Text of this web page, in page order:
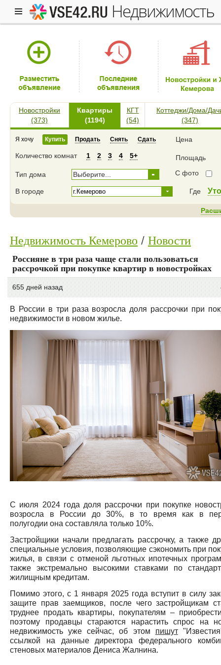
недвижимость
Новостройки
(373)
Квартиры
(1194)
КГТ
(54)
Коттеджи/Дома/
(347)
Я хочу Купить Продать Снять Сдать Цена
Количество комнат 1 2 3 4 5+ Площадь
Тип дома Выберите... С фото
В городе Где
Недвижимость Кемерово Новости
Россияне в три раза чаще стали пользоваться
рассрочкой при покупке квартир в новостройках
655 дней назад
В России в три раза возросла доля рассрочки при
недвижимости в новом жилье.
С июля 2024 года доля рассрочки при покупке
возросла в России до 30%, в то время как в
полугодии она составляла только 10%.
Застройщики начали предлагать рассрочку, а также
специальные условия, позволяющие сэкономить при
жилья, в связи с отменой льготных ипотечных
также экстремально высокими ставками по
жилищным кредитам.
Помимо этого, с 1 января 2025 года вступит в силу
защите прав заемщиков, после чего застройщикам
труднее продать квартиры, покупателям –
поэтому продавцы стараются нарастить спрос на
недвижимость уже сейчас, об этом пишут
ссылкой на данные директора федерального
стеновых материалов Дениса Жалнина.